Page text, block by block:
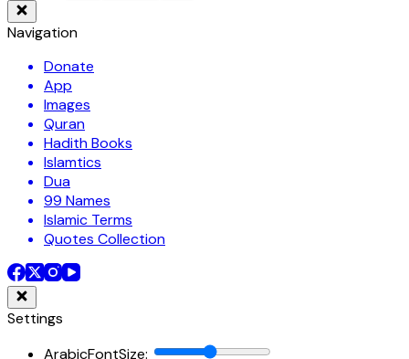
Navigation
Donate
App
Images
Quran
Hadith Books
Islamtics
Dua
99 Names
Islamic Terms
Quotes Collection
Settings
ArabicFontSize: